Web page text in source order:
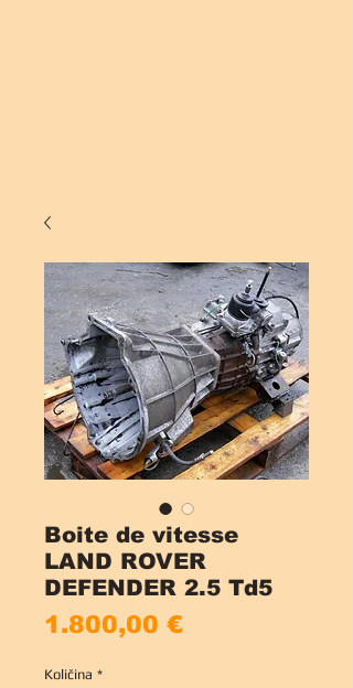
Boite de vitesse
LAND ROVER
DEFENDER 2.5 Td5
1.800,00 €
Količina *